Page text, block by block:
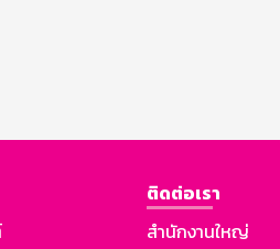
ติดต่อเรา
สำนักงานใหญ่